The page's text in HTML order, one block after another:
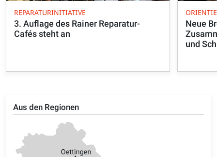
Aus den Regionen
REPARATURINITIATIVE
3. Auflage des Rainer Reparatur-
Cafés steht an
Neue
und